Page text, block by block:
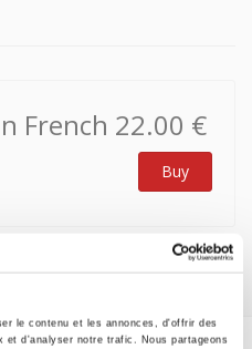
le contenu et les annonces, d'offrir des
et d'analyser notre trafic. Nous partageons
French 22.00 €
Buy